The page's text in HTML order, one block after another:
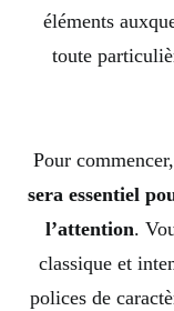
éléments
toute
Pour commencer,
sera essentiel
l’attention.
classique et
polices de